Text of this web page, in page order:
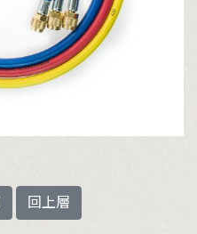
回上層